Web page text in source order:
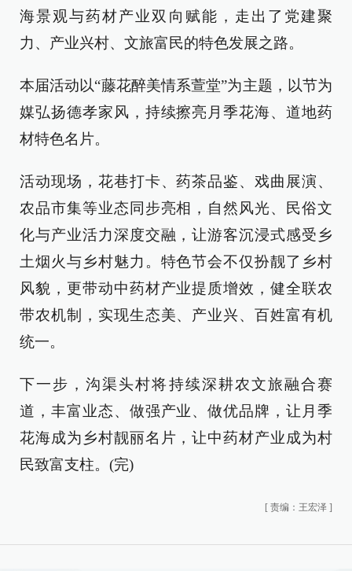
海景观与药材产业双向赋能，走出了党建聚
力、产业兴村、文旅富民的特色发展之路。
本届活动以“藤花醉美情系萱堂”为主题，以节为
媒弘扬德孝家风，持续擦亮月季花海、道地药
材特色名片。
活动现场，花巷打卡、药茶品鉴、戏曲展演、
农品市集等业态同步亮相，自然风光、民俗文
化与产业活力深度交融，让游客沉浸式感受乡
土烟火与乡村魅力。特色节会不仅扮靓了乡村
风貌，更带动中药材产业提质增效，健全联农
带农机制，实现生态美、产业兴、百姓富有机
统一。
下一步，沟渠头村将持续深耕农文旅融合赛
道，丰富业态、做强产业、做优品牌，让月季
花海成为乡村靓丽名片，让中药材产业成为村
民致富支柱。(完)
[ 责编：王宏泽 ]